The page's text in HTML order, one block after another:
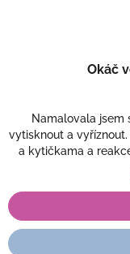
Okáč
Namalovala jsem
vytisknout a
a kytičkama a